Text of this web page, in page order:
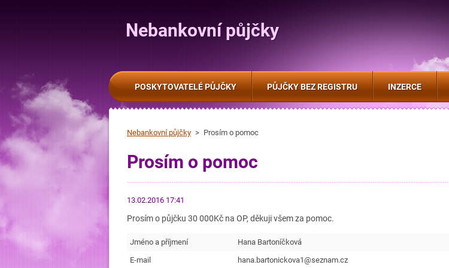
Nebankovní půjčky
Nebankovní půjčky > Prosím o pomoc
Prosím o pomoc
13.02.2016 17:41
Prosím o půjčku 30 000Kč na OP, děkuji všem za pomoc.
Jméno a příjmení
Hana Bartoníčková
E-mail
hana.bartonickova1@seznam.cz
POSKYTOVATELÉ PŮJČKY PŮJČKY BEZ REGISTRU INZERCE